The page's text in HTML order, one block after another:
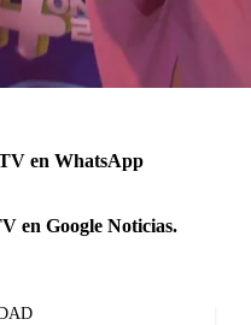
en WhatsApp
en Google Noticias.